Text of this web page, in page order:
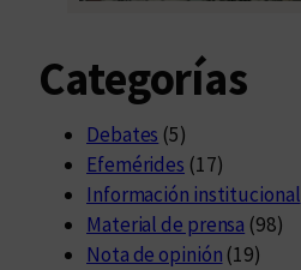
Categorías
Debates (5)
Efemérides (17)
Información institucional
Material de prensa (98)
Nota de opinión (19)